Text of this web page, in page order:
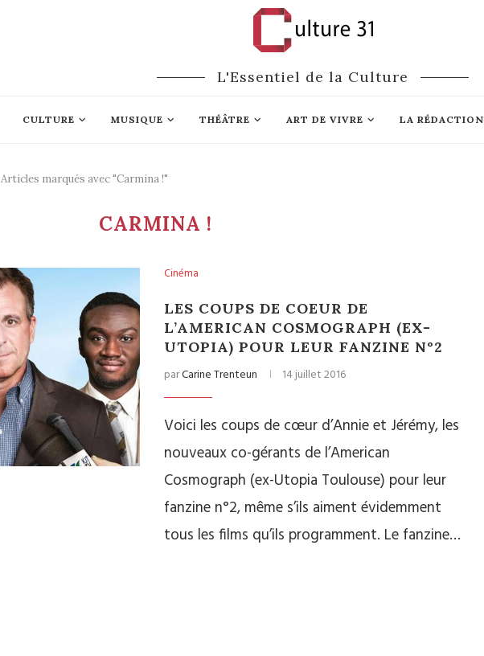
L'Essentiel de la Culture
CULTURE MUSIQUE THÉÂTRE ART DE VIVRE LA RÉDACTION
Articles marqués avec "Carmina !"
CARMINA !
Cinéma
LES COUPS DE COEUR DE
L’AMERICAN COSMOGRAPH (EX-
UTOPIA) POUR LEUR FANZINE N°2
parCarine Trenteun 14 juillet 2016
Voici les coups de cœur d’Annie et Jérémy, les
nouveaux co-gérants de l’American
Cosmograph (ex-Utopia Toulouse) pour leur
fanzine n°2, même s’ils aiment évidemment
tous les films qu’ils programment. Le fanzine…